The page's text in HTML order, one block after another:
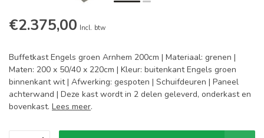
€2.375,00 Incl. btw
Buffetkast Engels groen Arnhem 200cm | Materiaal: grenen |
Maten: 200 x 50/40 x 220cm | Kleur: buitenkant Engels groen
binnenkant wit | Afwerking: gespoten | Schuifdeuren | Paneel
achterwand | Deze kast wordt in 2 delen geleverd, onderkast en
bovenkast. Lees meer.